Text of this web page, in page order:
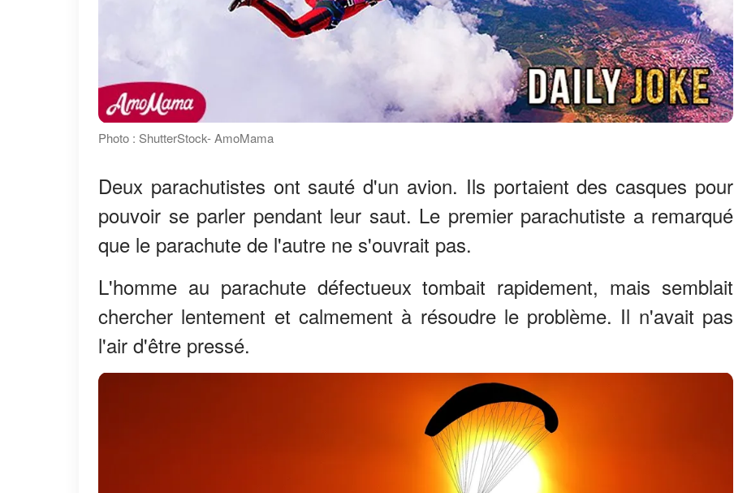
Photo : ShutterStock- AmoMama
Deux parachutistes ont sauté d'un avion. Ils portaient des casques pour
pouvoir se parler pendant leur saut. Le premier parachutiste a remarqué
que le parachute de l'autre ne s'ouvrait pas.
L'homme au parachute défectueux tombait rapidement, mais semblait
chercher lentement et calmement à résoudre le problème. Il n'avait pas
l'air d'être pressé.